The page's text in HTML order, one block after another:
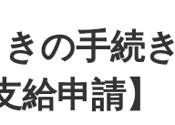
の手続き
給申請】